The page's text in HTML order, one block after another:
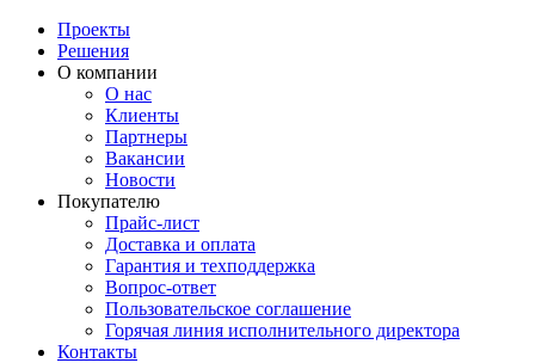
Проекты
Решения
О компании
О нас
Клиенты
Партнеры
Вакансии
Новости
Покупателю
Прайс-лист
Доставка и оплата
Гарантия и техподдержка
Вопрос-ответ
Пользовательское соглашение
Горячая линия исполнительного директора
Контакты